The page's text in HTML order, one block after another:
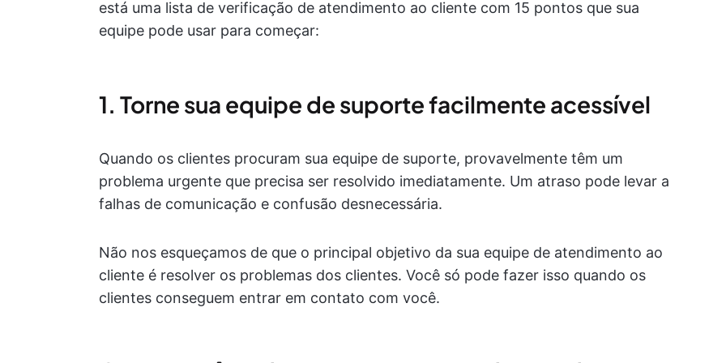
está uma lista de verificação de atendimento ao cliente com 15 pontos que sua
equipe pode usar para começar:
1. Torne sua equipe de suporte facilmente acessível
Quando os clientes procuram sua equipe de suporte, provavelmente têm um
problema urgente que precisa ser resolvido imediatamente. Um atraso pode levar a
falhas de comunicação e confusão desnecessária.
Não nos esqueçamos de que o principal objetivo da sua equipe de atendimento ao
cliente é resolver os problemas dos clientes. Você só pode fazer isso quando os
clientes conseguem entrar em contato com você.